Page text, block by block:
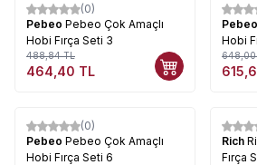
%5
(0)
Pebeo Pebeo Çok Amaçlı
Hobi Fırça Seti 3
488,84TL
464,40 TL
%5
Pebeo
Hobi
648,00
%5
(0)
Pebeo Pebeo Çok Amaçlı
Hobi Fırça Seti 6
Rich
Fırça